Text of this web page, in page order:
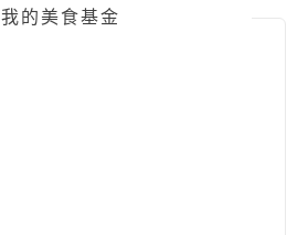
我的美食基金